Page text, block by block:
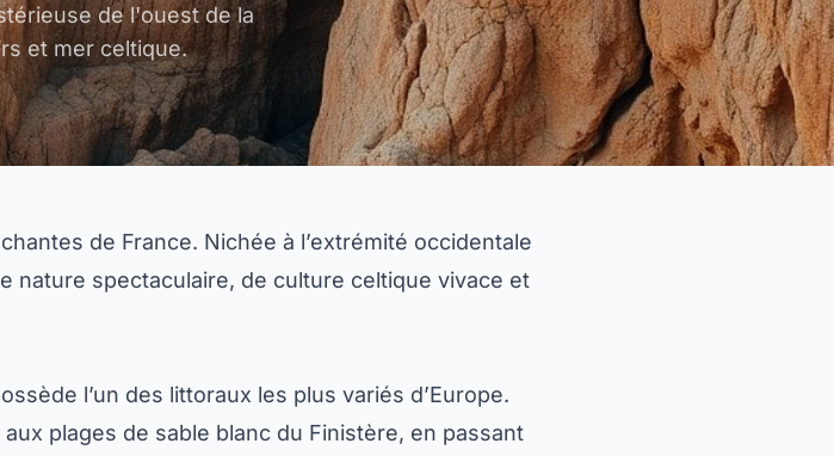
de l'ouest de la
et mer celtique.
de France. Nichée à l’extrémité occidentale
nature spectaculaire, de culture celtique vivace et
l’un des littoraux les plus variés d’Europe.
plages de sable blanc du Finistère, en passant